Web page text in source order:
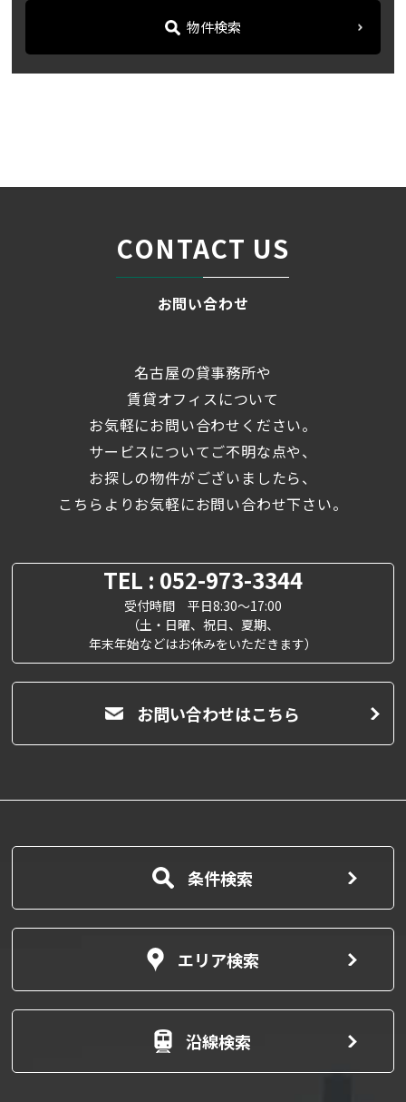
物件検索
CONTACT US
お問い合わせ
名古屋の貸事務所や
賃貸オフィスについて
お気軽にお問い合わせください。
サービスについてご不明な点や、
お探しの物件がございましたら、
こちらよりお気軽にお問い合わせ下さい。
TEL : 052-973-3344
受付時間 平日8:30～17:00
（土・日曜、祝日、夏期、
年末年始などはお休みをいただきます）
お問い合わせはこちら
条件検索
エリア検索
沿線検索